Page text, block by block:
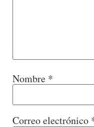
Nombre *
Correo electrónico